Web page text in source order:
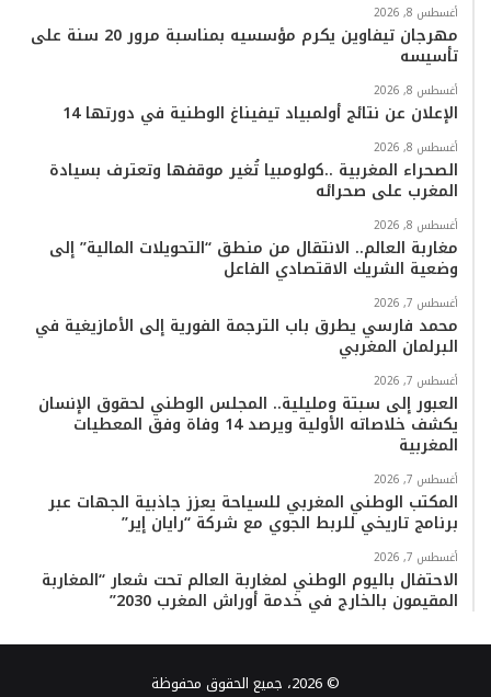
أغسطس 8, 2026
مهرجان تيفاوين يكرم مؤسسيه بمناسبة مرور 20 سنة على
تأسيسه
أغسطس 8, 2026
الإعلان عن نتائج أولمبياد تيفيناغ الوطنية في دورتها 14
أغسطس 8, 2026
الصحراء المغربية ..كولومبيا تُغير موقفها وتعترف بسيادة
المغرب على صحرائه
أغسطس 8, 2026
مغاربة العالم.. الانتقال من منطق “التحويلات المالية” إلى
وضعية الشريك الاقتصادي الفاعل
أغسطس 7, 2026
محمد فارسي يطرق باب الترجمة الفورية إلى الأمازيغية في
البرلمان المغربي
أغسطس 7, 2026
العبور إلى سبتة ومليلية.. المجلس الوطني لحقوق الإنسان
يكشف خلاصاته الأولية ويرصد 14 وفاة وفق المعطيات
المغربية
أغسطس 7, 2026
المكتب الوطني المغربي للسياحة يعزز جاذبية الجهات عبر
برنامج تاريخي للربط الجوي مع شركة “رايان إير”
أغسطس 7, 2026
الاحتفال باليوم الوطني لمغاربة العالم تحت شعار “المغاربة
المقيمون بالخارج في خدمة أوراش المغرب 2030”
© 2026، جميع الحقوق محفوظة